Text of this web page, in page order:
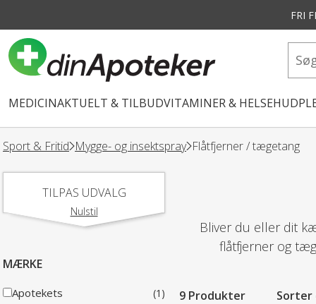
FRI
MEDICINAKTUELT & TILBUDVITAMINER & HELSE
Sport & Fritid Mygge- og insektspray Flåtfjerner / tægetang
TILPAS UDVALG
Nulstil
MÆRKE
Apotekets (1)
Bliver du eller dit
flåtfjerner og
9 Produkter